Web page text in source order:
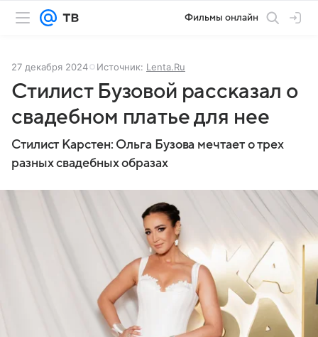
Фильмы онлайн
27 декабря 2024 Источник: Lenta.Ru
Стилист Бузовой рассказал о
свадебном платье для нее
Стилист Карстен: Ольга Бузова мечтает о трех
разных свадебных образах